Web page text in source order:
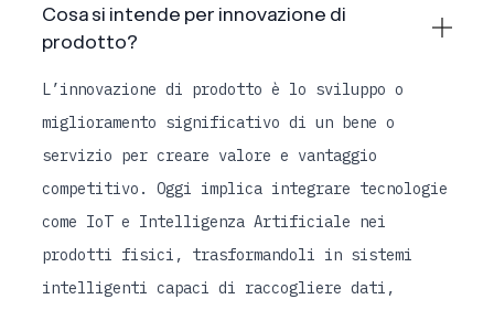
Cosa si intende per innovazione di
prodotto?
L’innovazione di prodotto è lo sviluppo o
miglioramento significativo di un bene o
servizio per creare valore e vantaggio
competitivo. Oggi implica integrare tecnologie
come IoT e Intelligenza Artificiale nei
prodotti fisici, trasformandoli in sistemi
intelligenti capaci di raccogliere dati,